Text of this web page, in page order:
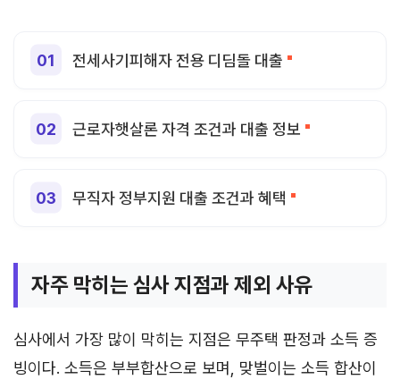
전세사기피해자 전용 디딤돌 대출
근로자햇살론 자격 조건과 대출 정보
무직자 정부지원 대출 조건과 혜택
자주 막히는 심사 지점과 제외 사유
심사에서 가장 많이 막히는 지점은 무주택 판정과 소득 증
빙이다. 소득은 부부합산으로 보며, 맞벌이는 소득 합산이